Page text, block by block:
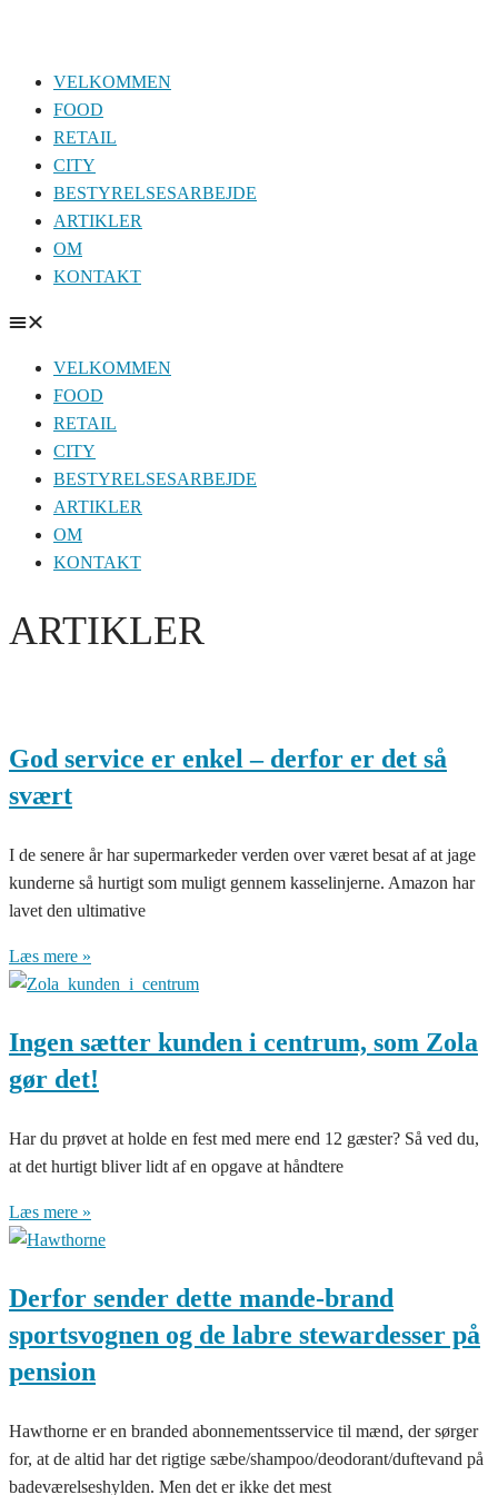
indholdVELKOMMEN
FOOD
RETAIL
CITY
BESTYRELSESARBEJDE
ARTIKLER
OM
KONTAKT
VELKOMMEN
FOOD
RETAIL
CITY
BESTYRELSESARBEJDE
ARTIKLER
OM
KONTAKT
ARTIKLER
God service er enkel – derfor er det så
svært
I de senere år har supermarkeder verden over været besat af at jage
kunderne så hurtigt som muligt gennem kasselinjerne. Amazon har
lavet den ultimative
Læs mere »
Ingen sætter kunden i centrum, som Zola
gør det!
Har du prøvet at holde en fest med mere end 12 gæster? Så ved du,
at det hurtigt bliver lidt af en opgave at håndtere
Læs mere »
Derfor sender dette mande-brand
sportsvognen og de labre stewardesser på
pension
Hawthorne er en branded abonnementsservice til mænd, der sørger
for, at de altid har det rigtige sæbe/shampoo/deodorant/duftevand på
badeværelseshylden. Men det er ikke det mest